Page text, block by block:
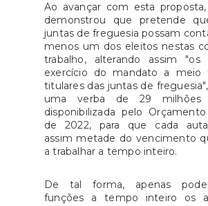
Ao avançar com esta
demonstrou que pretende
juntas de freguesia possam
menos um dos eleitos nestas
trabalho, alterando assim
exercício do mandato a meio
titulares das juntas de
uma verba de 29 milhões
disponibilizada pelo
de 2022, para que cada
assim metade do vencimento
a trabalhar a tempo inteiro.
De tal forma, apenas
funções a tempo inteiro os